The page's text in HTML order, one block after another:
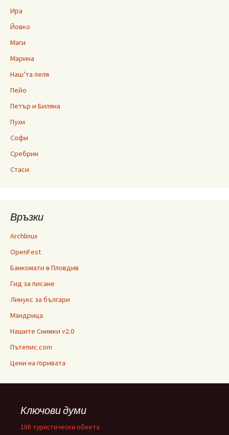
Ира
Йовко
Маги
Марина
Наш’та леля
Пейо
Петър и Биляна
Пухи
Софи
Сребрин
Стаси
Връзки
Archlinux
OpenFest
Банкомати в Пловдив
Гид за писане
Линукс за българи
Мандрица
Нашите Снимки v2.0
Пътепис.com
Цени на горивата
Ключови думи
100 туристически обекта